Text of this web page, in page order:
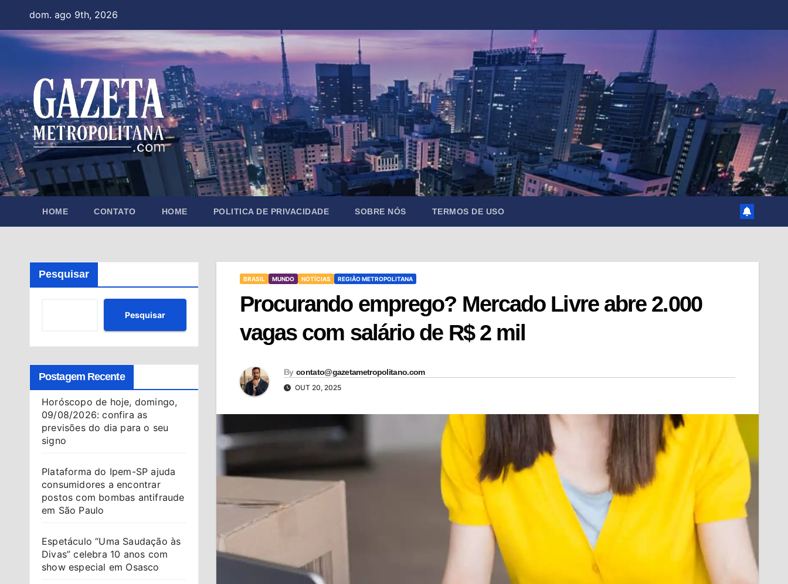
content
dom. ago 9th, 2026
HOME CONTATO HOME POLITICA DE PRIVACIDADE SOBRE NÓS TERMOS DE USO
Pesquisar
Pesquisar
Postagem Recente
Horóscopo de hoje, domingo,
09/08/2026: confira as
previsões do dia para o seu
signo
Plataforma do Ipem-SP ajuda
consumidores a encontrar
postos com bombas antifraude
em São Paulo
Espetáculo “Uma Saudação às
Divas” celebra 10 anos com
show especial em Osasco
BRASIL MUNDO NOTÍCIAS REGIÃO METROPOLITANA
Procurando emprego? Mercado Livre abre 2.000
vagas com salário de R$ 2 mil
By contato@gazetametropolitano.com
OUT 20, 2025